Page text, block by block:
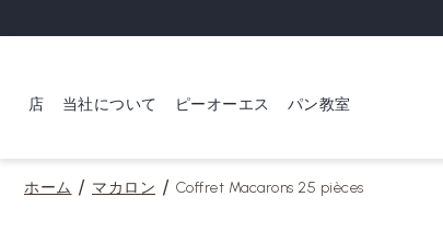
店 当社について ピーオーエス パン教室
ホーム マカロン Coffret Macarons 25 pièces